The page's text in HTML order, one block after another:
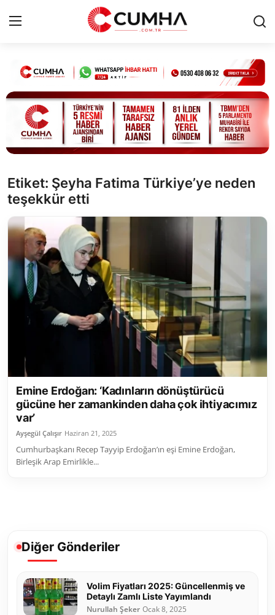
Kurumsal
Cumhurbaşkanlığı
Bakanlıklar
Siyasi Partiler
Yerel Yönetimler
Mülki İdare
Toplum ve Yaşam
Sivil Toplum Kuruluşları
Kamu Kurumları ve Üst Kurullar
Resmi Reklamlar
Etiket: Şeyha Fatima Türkiye’ye neden
teşekkür etti
Emine Erdoğan: ‘Kadınların dönüştürücü
gücüne her zamankinden daha çok ihtiyacımız
var’
Ayşegül Çalışır Haziran 21, 2025
Cumhurbaşkanı Recep Tayyip Erdoğan’ın eşi Emine Erdoğan,
Birleşik Arap Emirlikle...
Diğer Gönderiler
Volim Fiyatları 2025: Güncellenmiş ve
Detaylı Zamlı Liste Yayımlandı
Nurullah Şeker Ocak 8, 2025